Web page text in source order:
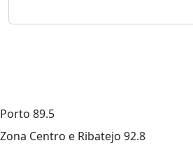
Porto 89.5
Zona Centro e Ribatejo 92.8